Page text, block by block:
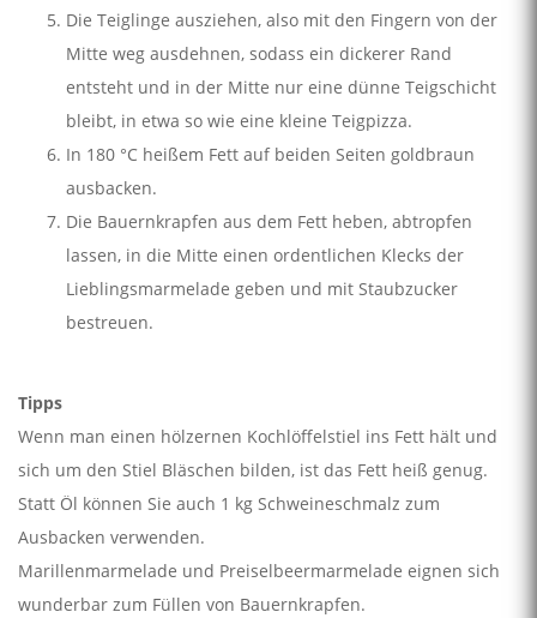
Die Teiglinge ausziehen, also mit den Fingern von der
Mitte weg ausdehnen, sodass ein dickerer Rand
entsteht und in der Mitte nur eine dünne Teigschicht
bleibt, in etwa so wie eine kleine Teigpizza.
In 180 °C heißem Fett auf beiden Seiten goldbraun
ausbacken.
Die Bauernkrapfen aus dem Fett heben, abtrop­fen
lassen, in die Mitte einen ordentlichen Klecks der
Lieblingsmarmelade geben und mit Staubzucker
bestreuen.
Tipps
Wenn man einen hölzernen Kochlöffelstiel ins Fett hält und
sich um den Stiel Bläschen bilden, ist das Fett heiß genug.
Statt Öl können Sie auch 1 kg Schweineschmalz zum
Ausbacken verwenden.
Marillenmarmelade und Preiselbeermarmelade eignen sich
wunderbar zum Füllen von Bauernkrapfen.